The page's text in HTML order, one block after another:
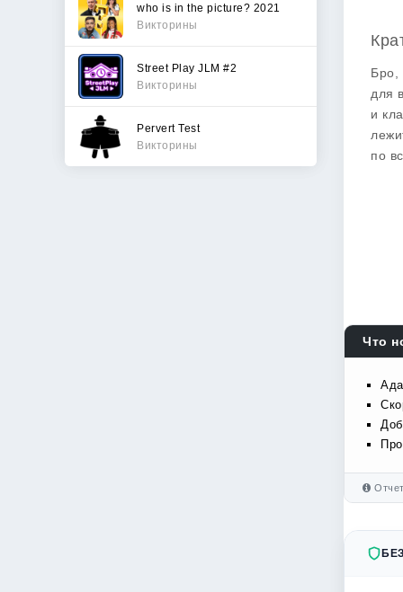
who is in the picture? 2021
Викторины
Street Play JLM #2
Викторины
Pervert Test
Викторины
Бро,
для
и
по
Что